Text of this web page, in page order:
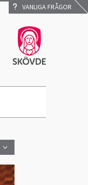
VANLIGA FRÅGOR